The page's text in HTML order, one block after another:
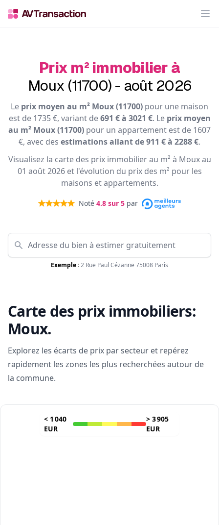
Prix m² immobilier à
Moux (11700) - août 2026
Le prix moyen au m² Moux (11700) pour une maison
est de 1735 €, variant de691 € à 3021 €. Le prix moyen
au m² Moux (11700) pour un appartement est de 1607
€, avec des estimations allant de 911 € à 2288 €.
Visualisez la carte des prix immobilier au m² à Moux au
01 août 2026 et l'évolution du prix des m² pour les
maisons et appartements.
Noté 4.8 sur 5 par
Exemple :2 Rue Paul Cézanne 75008 Paris
Carte des prix immobiliers:
Moux.
Explorez les écarts de prix par secteur et repérez
rapidement les zones les plus recherchées autour de
la commune.
< 1 040
EUR
> 3 905
EUR